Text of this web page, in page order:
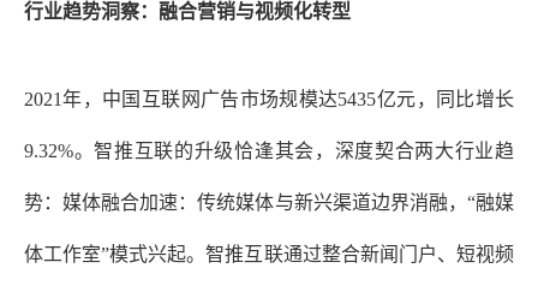
行业趋势洞察：融合营销与视频化转型
2021年，中国互联网广告市场规模达5435亿元，同比增长
9.32%。智推互联的升级恰逢其会，深度契合两大行业趋
势：媒体融合加速：传统媒体与新兴渠道边界消融，“融媒
体工作室”模式兴起。智推互联通过整合新闻门户、短视频